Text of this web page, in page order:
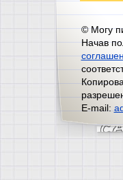
© Могу
Начав
E-mail: